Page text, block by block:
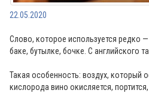
22.05.2020
Слово, которое используется редко
баке, бутылке, бочке. С английского
Такая особенность: воздух, который
кислорода вино окисляется,